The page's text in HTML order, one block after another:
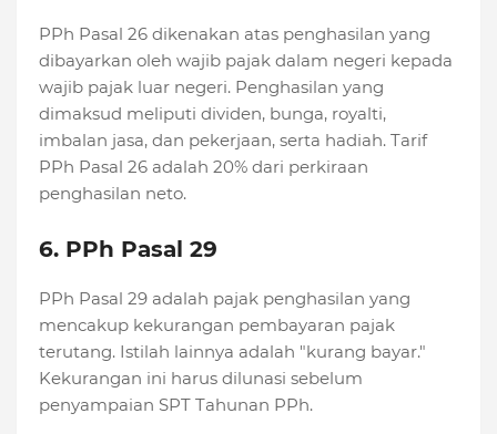
PPh Pasal 26 dikenakan atas penghasilan yang
dibayarkan oleh wajib pajak dalam negeri kepada
wajib pajak luar negeri. Penghasilan yang
dimaksud meliputi dividen, bunga, royalti,
imbalan jasa, dan pekerjaan, serta hadiah. Tarif
PPh Pasal 26 adalah 20% dari perkiraan
penghasilan neto.
6. PPh Pasal 29
PPh Pasal 29 adalah pajak penghasilan yang
mencakup kekurangan pembayaran pajak
terutang. Istilah lainnya adalah "kurang bayar."
Kekurangan ini harus dilunasi sebelum
penyampaian SPT Tahunan PPh.